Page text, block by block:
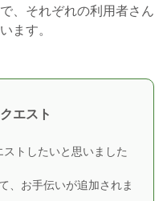
、それぞれの利用者さん
ます。
エスト
トしたいと思いました
、お手伝いが追加されま